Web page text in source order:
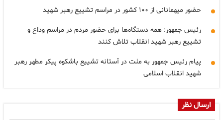
حضور میهمانانی از ۱۰۰ کشور در مراسم تشییع رهبر شهید
رئیس جمهور: همه دستگاه‌ها برای حضور مردم در مراسم وداع و
تشییع رهبر شهید انقلاب تلاش کنند
پیام رئیس جمهور به ملت در آستانه تشییع باشکوه پیکر مطهر رهبر
شهید انقلاب اسلامی
ارسال نظر